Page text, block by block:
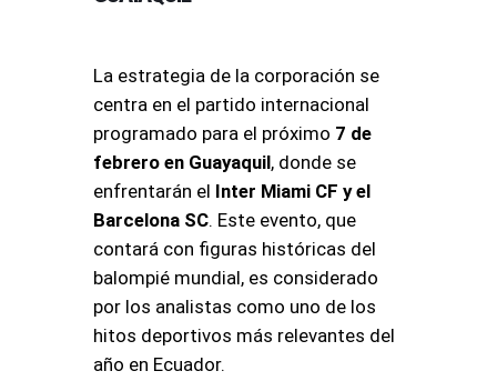
La estrategia de la corporación se
centra en el partido internacional
programado para el próximo 7 de
febrero en Guayaquil, donde se
enfrentarán el Inter Miami CF y el
Barcelona SC. Este evento, que
contará con figuras históricas del
balompié mundial, es considerado
por los analistas como uno de los
hitos deportivos más relevantes del
año en Ecuador.